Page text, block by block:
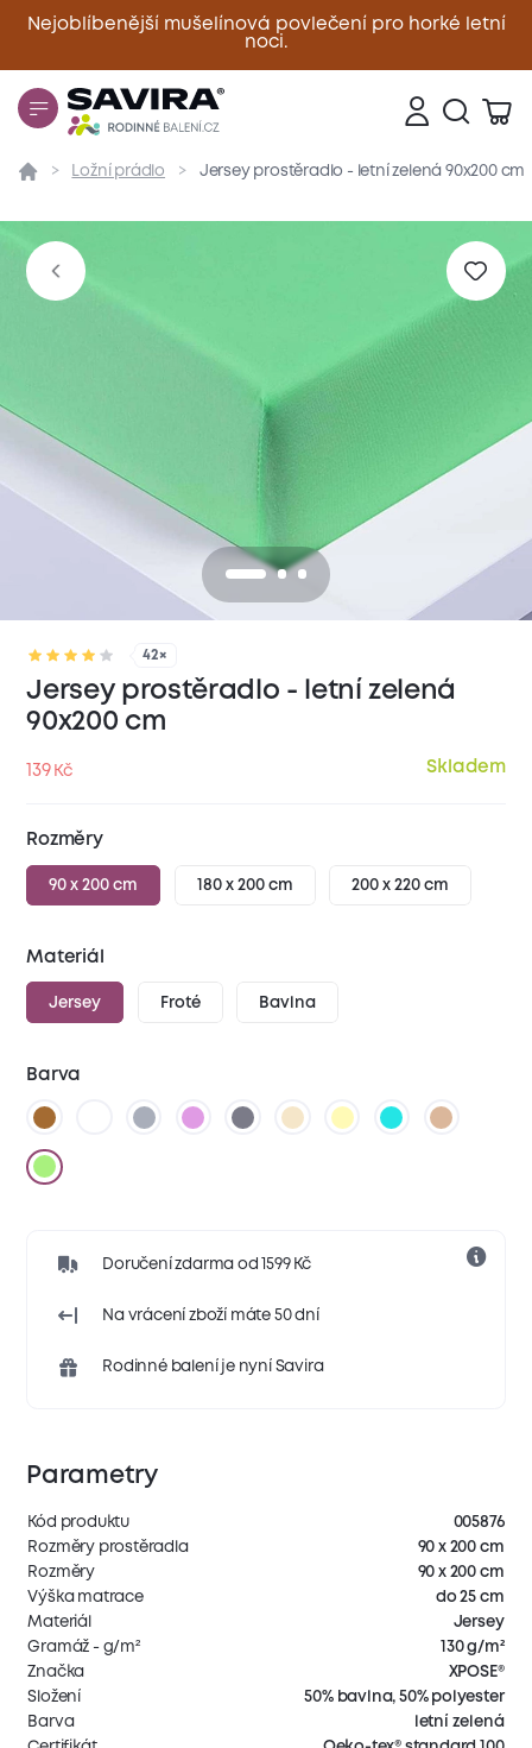
Nejoblíbenější mušelínová povlečení pro horké letní
noci.
Zavřít
Přehled Parametry Popis produktu Materiál
Ložní prádlo Jersey prostěradlo - letní zelená 90x200 cm
42×
Jersey prostěradlo - letní zelená
90x200 cm
139 Kč Skladem
Rozměry
90 x 200 cm 180 x 200 cm 200 x 220 cm
Materiál
Jersey Froté Bavlna
Barva
Doručení zdarma od 1599 Kč
Na vrácení zboží máte 50 dní
Rodinné balení je nyní Savira
Parametry
Kód produktu
005876
Rozměry prostěradla
90 x 200 cm
Rozměry
90 x 200 cm
Výška matrace
do 25 cm
Materiál
Jersey
Gramáž - g/m²
130 g/m²
Značka
XPOSE®
Složení
50% bavlna, 50% polyester
Barva
letní zelená